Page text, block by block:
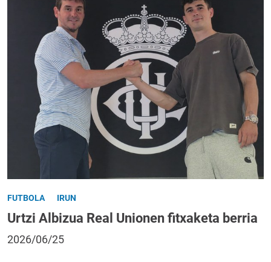
FUTBOLA IRUN
Urtzi Albizua Real Unionen fitxaketa berria
2026/06/25